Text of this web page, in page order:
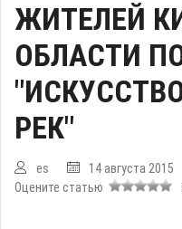
ЖИТЕЛЕЙ
ОБЛАСТИ
РЕК"
es 14 августа 2015
Оцените статью